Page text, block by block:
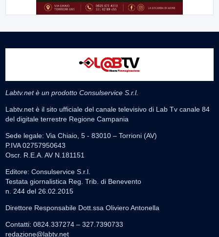
Labtv.net è un prodotto Consulservice S.r.l.
Labtv.net è il sito ufficiale del canale televisivo di Lab Tv canale 84
del digitale terrestre Regione Campania
Sede legale: Via Chiaio, 5 - 83010 – Torrioni (AV)
P.IVA 02757950643
Oscr. R.E.A. AV N.181151
Editore: Consulservice S.r.l.
Testata giornalistica Reg. Trib. di Benevento
n. 244 del 26.02.2015
Direttore Responsabile Dott.ssa Oliviero Antonella
Contatti: 0824.337274 – 327.7390733
redazione@labtv.net